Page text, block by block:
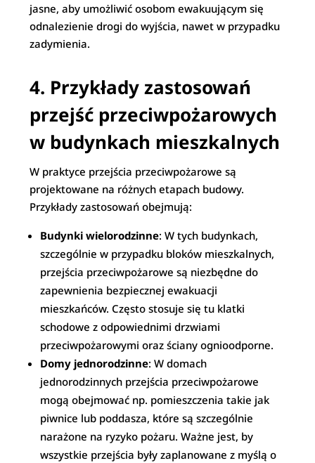
jasne, aby umożliwić osobom ewakuującym się
odnalezienie drogi do wyjścia, nawet w przypadku
zadymienia.
4. Przykłady zastosowań
przejść przeciwpożarowych
w budynkach mieszkalnych
W praktyce przejścia przeciwpożarowe są
projektowane na różnych etapach budowy.
Przykłady zastosowań obejmują:
Budynki wielorodzinne: W tych budynkach,
szczególnie w przypadku bloków mieszkalnych,
przejścia przeciwpożarowe są niezbędne do
zapewnienia bezpiecznej ewakuacji
mieszkańców. Często stosuje się tu klatki
schodowe z odpowiednimi drzwiami
przeciwpożarowymi oraz ściany ognioodporne.
Domy jednorodzinne: W domach
jednorodzinnych przejścia przeciwpożarowe
mogą obejmować np. pomieszczenia takie jak
piwnice lub poddasza, które są szczególnie
narażone na ryzyko pożaru. Ważne jest, by
wszystkie przejścia były zaplanowane z myślą o